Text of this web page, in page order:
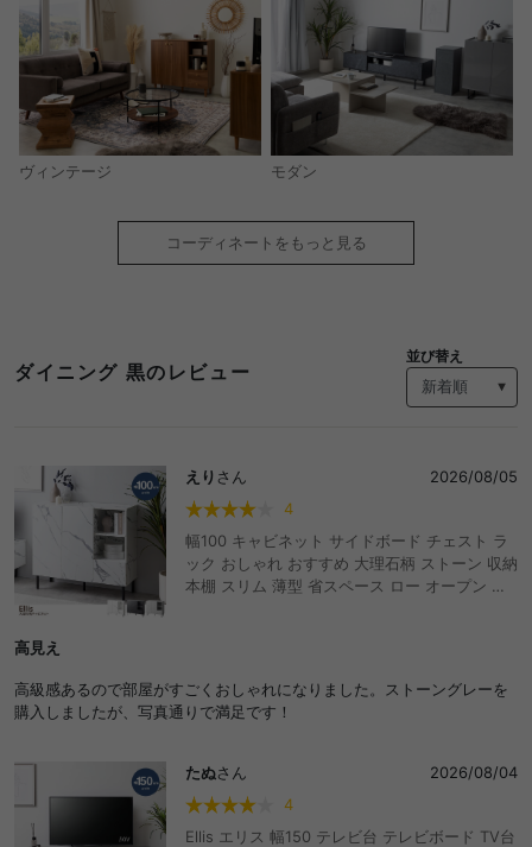
ヴィンテージ モダン
コーディネートをもっと見る
ダイニング 黒のレビュー
並び替え
えり さん
2026/08/05
4
幅100 キャビネット サイドボード チェスト ラ
ック おしゃれ おすすめ 大理石柄 ストーン 収納
本棚 スリム 薄型 省スペース ロー オープン 扉
高見え
高級感あるので部屋がすごくおしゃれになりました。ストーングレーを
購入しましたが、写真通りで満足です！
たぬさん
2026/08/04
4
Ellis エリス 幅150 テレビ台 テレビボード TV台